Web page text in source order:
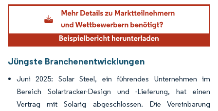
Bild © Mordor Intelligence. Wiederverwendung erfordert Namensnennung gemäß
Jüngste Branchenentwicklungen
Juni 2025: Solar Steel, ein führendes Unternehmen im
Bereich Solartracker-Design und -Lieferung, hat einen
Vertrag mit Solarig abgeschlossen. Die Vereinbarung